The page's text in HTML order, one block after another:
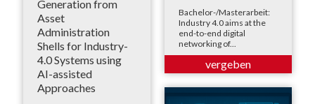
Bachelor-/Masterarbeit:
Industry 4.0 aims at the
end-to-end digital
networking of...
Generation from
Asset
Administration
Shells for Industry-
4.0 Systems using
AI-assisted
Approaches